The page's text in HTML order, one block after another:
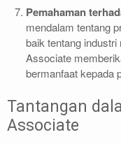
Pemahaman
mendalam tentang
baik tentang
Associate
bermanfaat kepada
Tantangan
Associate